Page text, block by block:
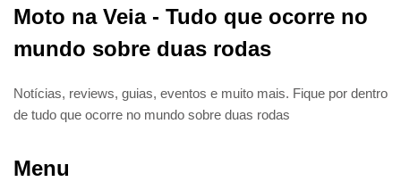
Moto na Veia - Tudo que ocorre no
mundo sobre duas rodas
Notícias, reviews, guias, eventos e muito mais. Fique por dentro
de tudo que ocorre no mundo sobre duas rodas
Menu